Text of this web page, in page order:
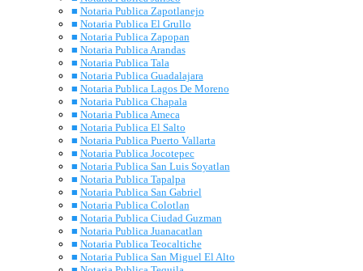
Notaria Publica Zapotlanejo
Notaria Publica El Grullo
Notaria Publica Zapopan
Notaria Publica Arandas
Notaria Publica Tala
Notaria Publica Guadalajara
Notaria Publica Lagos De Moreno
Notaria Publica Chapala
Notaria Publica Ameca
Notaria Publica El Salto
Notaria Publica Puerto Vallarta
Notaria Publica Jocotepec
Notaria Publica San Luis Soyatlan
Notaria Publica Tapalpa
Notaria Publica San Gabriel
Notaria Publica Colotlan
Notaria Publica Ciudad Guzman
Notaria Publica Juanacatlan
Notaria Publica Teocaltiche
Notaria Publica San Miguel El Alto